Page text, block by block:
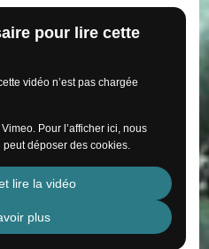
pour lire cette
vidéo n’est pas chargée
Pour l’afficher ici, nous
déposer des cookies.
lire la vidéo
plus